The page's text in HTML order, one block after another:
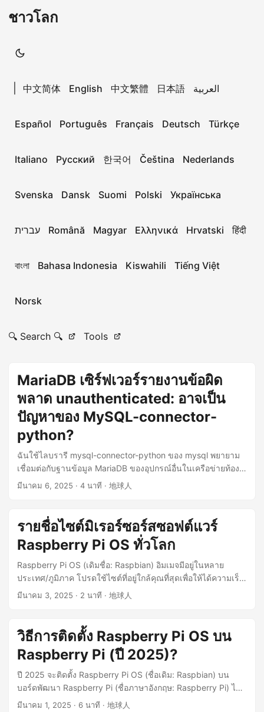
ชาวโลก
中文简体 English 中文繁體 日本語 العربية
Español Português Français Deutsch Türkçe
Italiano Русский 한국어 Čeština Nederlands
Svenska Dansk Suomi Polski Українська
עברית Română Magyar Ελληνικά Hrvatski हिंदी
বাংলা Bahasa Indonesia Kiswahili Tiếng Việt
Norsk
🔍 Search 🔍 Tools
MariaDB เซิร์ฟเวอร์รายงานข้อผิด
พลาด unauthenticated: อาจเป็น
ปัญหาของ MySQL-connector-
python?
ฉันใช้ไลบรารี mysql-connector-python ของ mysql พยายาม
เชื่อมต่อกับฐานข้อมูล MariaDB ของอุปกรณ์อื่นในเครือข่ายท้อง
ถิ่น แต่ล้มเหลว และออกจากโปรแกรมโดยตรง โดยไม่มีข้อผิด
มีนาคม 6, 2025 · 4 นาที · 地球人
รายชื่อไซต์มิเรอร์ซอร์สซอฟต์แวร์
Raspberry Pi OS ทั่วโลก
Raspberry Pi OS (เดิมชื่อ: Raspbian) อิมเมจมีอยู่ในหลาย
ประเทศ/ภูมิภาค โปรดใช้ไซต์ที่อยู่ใกล้คุณที่สุดเพื่อให้ได้ความเร็ว
ในการดาวน์โหลดที่เร็วที่สุดเท่าที่จะเป็นไปได้ ...
มีนาคม 3, 2025 · 2 นาที · 地球人
วิธีการติดตั้ง Raspberry Pi OS บน
Raspberry Pi (ปี 2025)?
ปี 2025 จะติดตั้ง Raspberry Pi OS (ชื่อเดิม: Raspbian) บน
บอร์ดพัฒนา Raspberry Pi (ชื่อภาษาอังกฤษ: Raspberry Pi) ได้
อย่างไร ติดตั้ง Raspberry Pi OS ดาวน์โหลด Raspberry Pi OS
มีนาคม 1, 2025 · 6 นาที · 地球人